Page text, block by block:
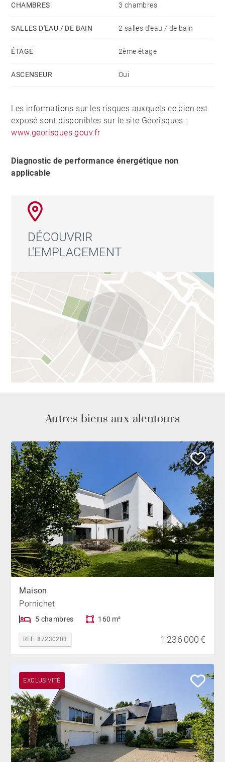
CHAMBRES 3 chambres
SALLES D'EAU / DE BAIN 2 salles d'eau / de bain
ÉTAGE 2ème étage
ASCENSEUR Oui
Les informations sur les risques auxquels ce bien est
exposé sont disponibles sur le site Géorisques :
www.georisques.gouv.fr
Diagnostic de performance énergétique non
applicable
DÉCOUVRIR
L'EMPLACEMENT
Autres biens aux alentours
Maison
Pornichet
5 chambres 160 m²
REF. 87230203 1 236 000 €
EXCLUSIVITÉ